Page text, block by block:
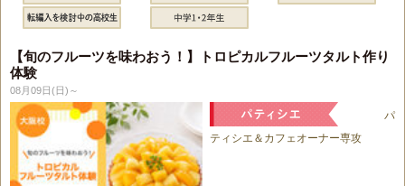
【旬のフルーツを味わおう！】トロピカルフルーツタルト作り
体験
08月09日(日)～
パ
ティシエ＆カフェオーナー専攻